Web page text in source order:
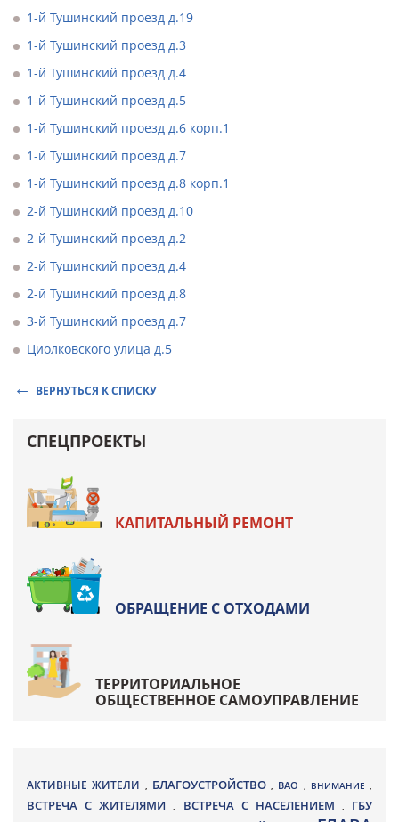
1-й Тушинский проезд д.19
1-й Тушинский проезд д.3
1-й Тушинский проезд д.4
1-й Тушинский проезд д.5
1-й Тушинский проезд д.6 корп.1
1-й Тушинский проезд д.7
1-й Тушинский проезд д.8 корп.1
2-й Тушинский проезд д.10
2-й Тушинский проезд д.2
2-й Тушинский проезд д.4
2-й Тушинский проезд д.8
3-й Тушинский проезд д.7
Циолковского улица д.5
ВЕРНУТЬСЯ К СПИСКУ
СПЕЦПРОЕКТЫ
КАПИТАЛЬНЫЙ РЕМОНТ
ОБРАЩЕНИЕ С ОТХОДАМИ
ТЕРРИТОРИАЛЬНОЕ
ОБЩЕСТВЕННОЕ САМОУПРАВЛЕНИЕ
АКТИВНЫЕ ЖИТЕЛИ , БЛАГОУСТРОЙСТВО , ВАО , ВНИМАНИЕ ,
ВСТРЕЧА С ЖИТЕЛЯМИ, ВСТРЕЧА С НАСЕЛЕНИЕМ , ГБУ